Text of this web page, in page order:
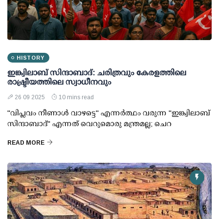
HISTORY
ഇങ്ക്വിലാബ് സിന്ദാബാദ്: ചരിത്രവും കേരളത്തിലെ
രാഷ്ട്രീയത്തിലെ സ്വാധീനവും
26 09 2025 10 mins read
"വിപ്ലവം നീണാൾ വാഴട്ടെ" എന്നർത്ഥം വരുന്ന "ഇങ്ക്വിലാബ്
സിന്ദാബാദ്" എന്നത് വെറുമൊരു മന്ത്രമല്ല; ചെറ
READ MORE